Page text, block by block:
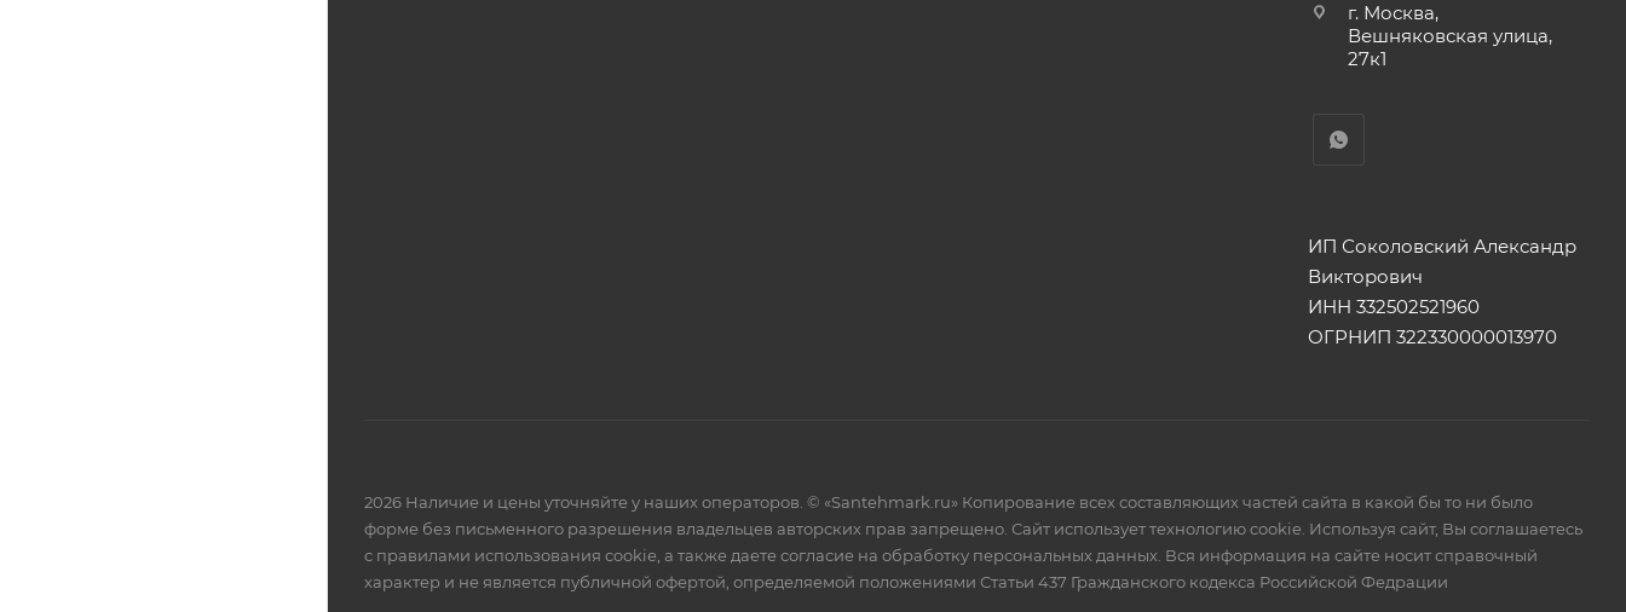
г. Москва,
Вешняковская улица,
27к1
ИП Соколовский Александр
Викторович
ИНН 332502521960
ОГРНИП 322330000013970
2026 Наличие и цены уточняйте у наших операторов. © «Santehmark.ru» Копирование всех составляющих частей сайта в какой бы то ни было
форме без письменного разрешения владельцев авторских прав запрещено. Сайт использует технологию cookie. Используя сайт, Вы соглашаетесь
с правилами использования cookie, а также даете согласие на обработку персональных данных. Вся информация на сайте носит справочный
характер и не является публичной офертой, определяемой положениями Статьи 437 Гражданского кодекса Российской Федрации